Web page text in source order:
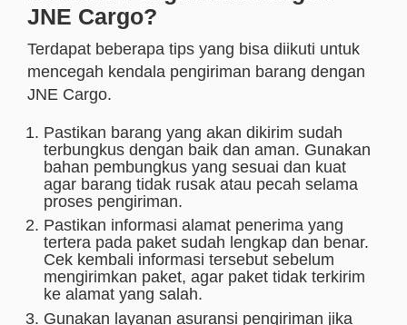
JNE Cargo?
Terdapat beberapa tips yang bisa diikuti untuk
mencegah kendala pengiriman barang dengan
JNE Cargo.
Pastikan barang yang akan dikirim sudah
terbungkus dengan baik dan aman. Gunakan
bahan pembungkus yang sesuai dan kuat
agar barang tidak rusak atau pecah selama
proses pengiriman.
Pastikan informasi alamat penerima yang
tertera pada paket sudah lengkap dan benar.
Cek kembali informasi tersebut sebelum
mengirimkan paket, agar paket tidak terkirim
ke alamat yang salah.
Gunakan layanan asuransi pengiriman jika